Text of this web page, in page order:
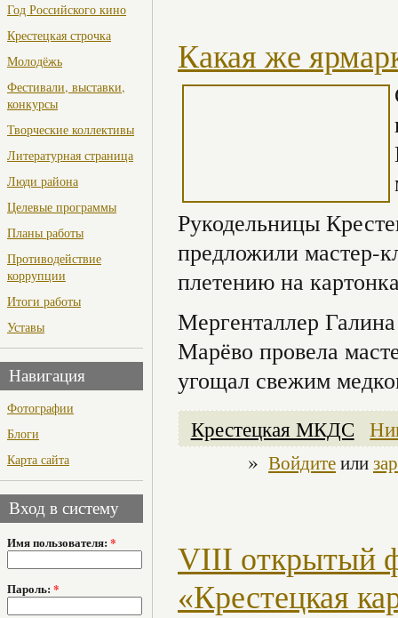
Год Российского кино
Крестецкая строчка
Молодёжь
Фестивали, выставки,
конкурсы
Творческие коллективы
Литературная страница
Люди района
Целевые программы
Планы работы
Противодействие
коррупции
Итоги работы
Уставы
Навигация
Фотографии
Блоги
Карта сайта
Вход в систему
Имя пользователя: *
Пароль: *
Какая же
Рукодельницы
предложили мастер-
плетению на
Мергенталлер
Марёво провела
угощал свежим
Крестецкая МКДС
» Войдитеили
VIII открытый
«Крестецкая